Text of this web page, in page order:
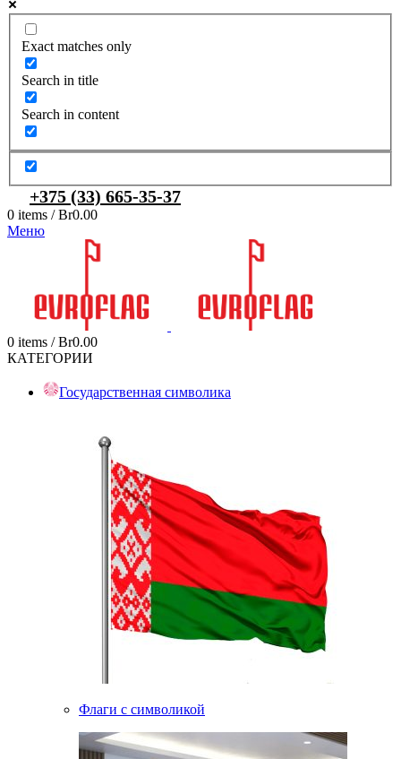
Exact matches only
Search in title
Search in content
+375 (33) 665-35-37
0 items / Br0.00
Меню
0 items / Br0.00
КАТЕГОРИИ
Государственная символика
Флаги с символикой